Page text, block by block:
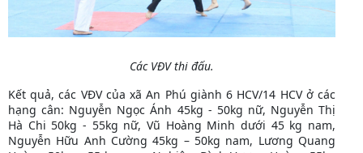
Các VĐV thi đấu.
Kết quả, các VĐV của xã An Phú giành 6 HCV/14 HCV ở các
hạng cân: Nguyễn Ngọc Ánh 45kg - 50kg nữ, Nguyễn Thị
Hà Chi 50kg - 55kg nữ, Vũ Hoàng Minh dưới 45 kg nam,
Nguyễn Hữu Anh Cường 45kg – 50kg nam, Lương Quang